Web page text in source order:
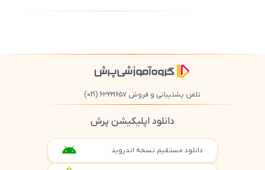
تلفن پشتیبانی و فروش ۶۲۹۹۹۶۵۷ (021)
دانلود اپلیکیشن پرش
دانلود مستقیم نسخه اندروید